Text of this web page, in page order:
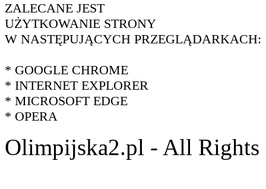
ZALECANE JEST
UŻYTKOWANIE STRONY
W NASTĘPUJĄCYCH PRZEGLĄDARKACH:
* GOOGLE CHROME
* INTERNET EXPLORER
* MICROSOFT EDGE
* OPERA
Olimpijska2.pl - All Rights